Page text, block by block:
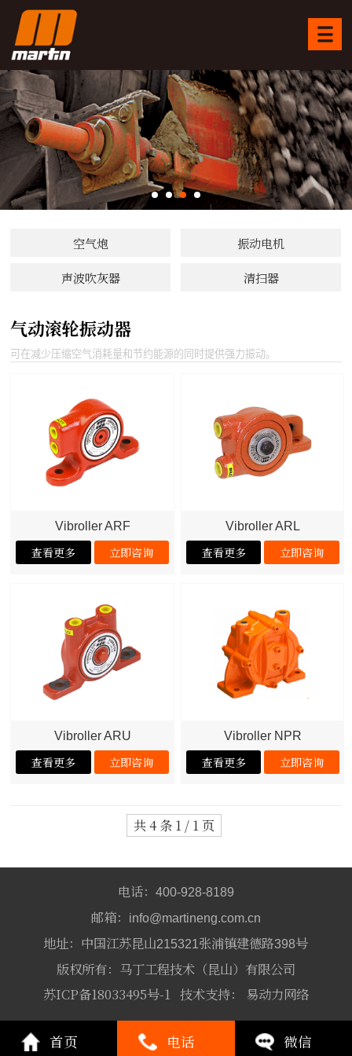
空气炮 振动电机
声波吹灰器 清扫器
气动滚轮振动器
可在减少压缩空气消耗量和节约能源的同时提供强力振动。
Vibroller ARF Vibroller ARL
Vibroller ARU Vibroller NPR
共 4 条 1 / 1 页
电话： 400-928-8189
邮箱： info@martineng.com.cn
地址：中国江苏昆山215321张浦镇建德路398号
版权所有：马丁工程技术（昆山）有限公司
苏ICP备18033495号-1 技术支持： 易动力网络
首页 电话 微信